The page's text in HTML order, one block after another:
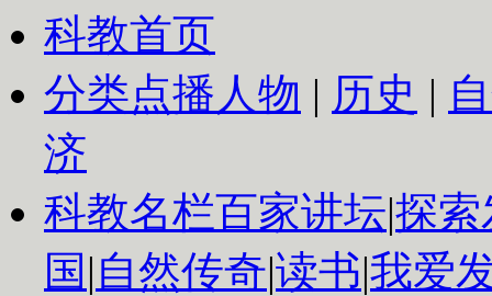
科教首页
分类点播 人物 | 历史 |
济
科教名栏百家讲坛|探索
国 |自然传奇|读书|我爱